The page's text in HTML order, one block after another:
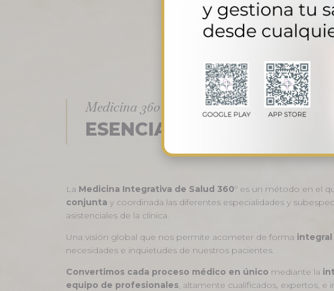
Medicina 360
ESENCIA
La Medicina Integrativa de Salud 360º es un método en el
conjunta y coordinada las diferentes especialidades y
asistenciales de la clínica.
Una visión global que nos permite acometer de forma integral
necesidades e inquietudes de nuestros pacientes.
Convertimos cada proceso médico en único mediante la
equipo de profesionales, altamente cualificados, expertos, e